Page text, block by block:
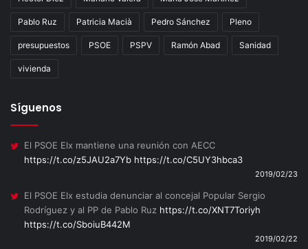
Pablo Ruz Patricia Macià Pedro Sánchez Pleno
presupuestos PSOE PSPV Ramón Abad Sanidad
vivienda
Síguenos
El PSOE Elx mantiene una reunión con AECC
https://t.co/z5JAU2a7Yb https://t.co/C5UY3hbca3
2019/02/23
El PSOE Elx estudia denunciar al concejal Popular Sergio
Rodríguez y al PP de Pablo Ruz https://t.co/XNT7Toriyh
https://t.co/SboiuB442M
2019/02/22